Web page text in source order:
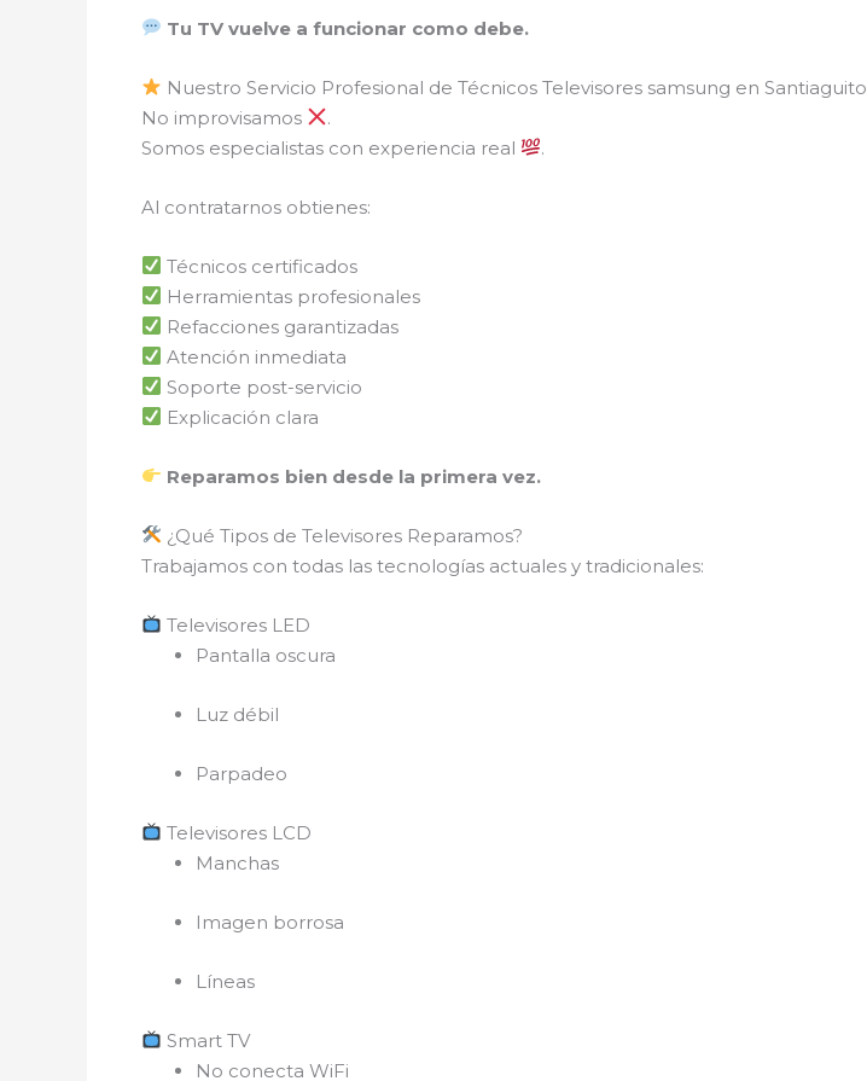
Tu TV vuelve a funcionar como debe.
Nuestro Servicio Profesional de Técnicos Televisores samsung en Santiaguito
No improvisamos
.
Somos especialistas con experiencia real
.
Al contratarnos obtienes:
Técnicos certificados
Herramientas profesionales
Refacciones garantizadas
Atención inmediata
Soporte post-servicio
Explicación clara
Reparamos bien desde la primera vez.
¿Qué Tipos de Televisores Reparamos?
Trabajamos con todas las tecnologías actuales y tradicionales:
Televisores LED
Pantalla oscura
Luz débil
Parpadeo
Televisores LCD
Manchas
Imagen borrosa
Líneas
Smart TV
No conecta WiFi